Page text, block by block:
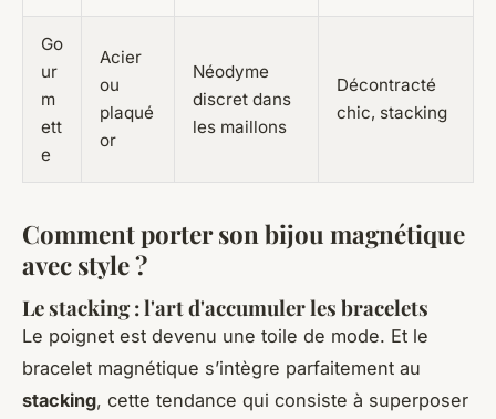
Go
ur
m
ett
e
Acier
ou
plaqué
or
Néodyme
discret dans
les maillons
Décontracté
chic, stacking
Comment porter son bijou magnétique
avec style ?
Le stacking : l'art d'accumuler les bracelets
Le poignet est devenu une toile de mode. Et le
bracelet magnétique s’intègre parfaitement au
stacking, cette tendance qui consiste à superposer